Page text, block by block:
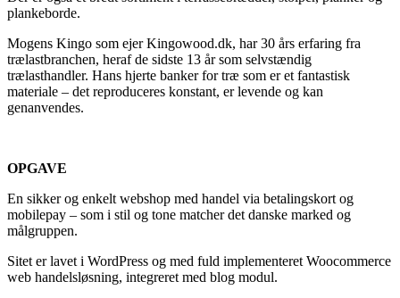
plankeborde.
Mogens Kingo som ejer Kingowood.dk, har 30 års erfaring fra
trælastbranchen, heraf de sidste 13 år som selvstændig
trælasthandler. Hans hjerte banker for træ som er et fantastisk
materiale – det reproduceres konstant, er levende og kan
genanvendes.
OPGAVE
En sikker og enkelt webshop med handel via betalingskort og
mobilepay – som i stil og tone matcher det danske marked og
målgruppen.
Sitet er lavet i WordPress og med fuld implementeret Woocommerce
web handelsløsning, integreret med blog modul.